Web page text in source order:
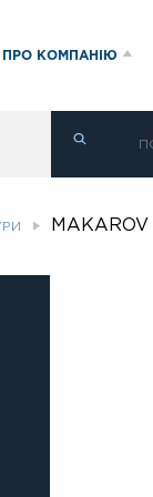
ПРО КОМПАНІЮ